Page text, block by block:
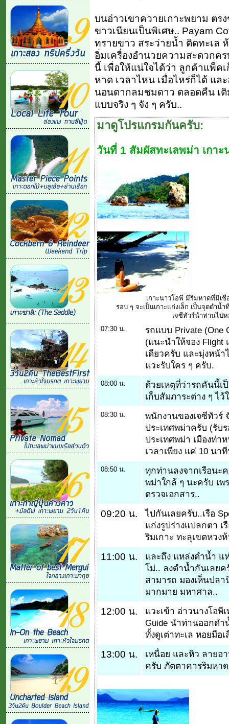
บนอ่าวเขาควายเกาะพยาม ตร
ขาวเนียนเป็นพิเศษ.. Payam
ทรายขาว สระว่ายน้ำ ติดทะเล
อิ่มเครื่องอำนวยความสะดวกค
นี้ เพื่อให้แน่ใจได้ว่า ลูกค้าแพ็ค
หาด เวลาไหน เมื่อไหร่ก็ได้ แล
นอนตากลมชมดาว ตลอดคืน เติ
แบบจริง ๆ จัง ๆ ครับ..
มาดูโปรแกรมกันครับ:
วันที่ 1 สัมผัสทะเลพม่า เกาะ
เกาะนาวโอพี มีริมหาดที่มีเชื่
รอบ ๆ จะเป็นเกาะแก่งเล็ก เป็นจุดดำ
เจซีทัวร์นำท่านไป
07:30 น.
รถแบบ Private (One
(แนะนำให้จอง Flight
เดียวครับ และมุ่งหน้า
แวะรับใคร ๆ ครับ.
08:00 น.
ด้วยเหตุที่ว่ารถคันนี้เ
เก็บสัมภาระต่าง ๆ ไว้
08:30 น.
พนักงานของเจซีทัวร์
ประเทศพม่าครับ (รับ
ประเทศพม่า เมืองท่า
เวลาเพียง แค่ 10 นา
08:50 น.
ทุกท่านลงจากเรือนะ
พม่าใกล้ ๆ นะครับ เพ
ตรวจเอกสาร..
09:20 น.
ไปกันเลยครับ..เรือ
แก่งรูปร่างแปลกตา
ริมเกาะ ทะลุเขตหวง
11:00 น.
และถึง แหล่งดำน้ำ แ
โม่.. ลงดำน้ำกันเลย
สามารถ มองเห็นปล
มากมาย มหาศาล..
12:00 น.
แวะเข้า อ่าวนางโอพี
Guide นำท่านออกดำ
ทั้งดูเต่าทะเล หอยมื
13:00 น.
เหนื่อย และหิว ลายอ
ครับ ภัตตาคารริมหา